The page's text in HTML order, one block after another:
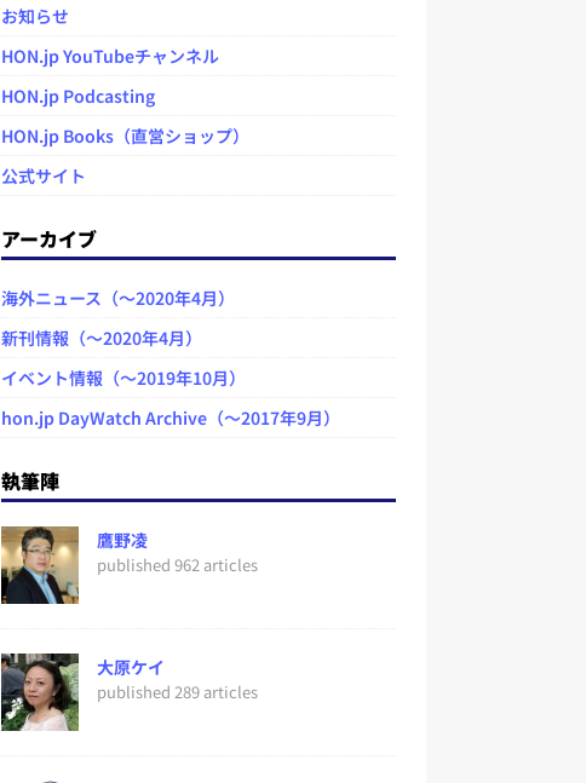
お知らせ
HON.jp YouTubeチャンネル
HON.jp Podcasting
HON.jp Books（直営ショップ）
公式サイト
アーカイブ
海外ニュース（～2020年4月）
新刊情報（～2020年4月）
イベント情報（～2019年10月）
hon.jp DayWatch Archive（～2017年9月）
執筆陣
鷹野凌
published 962 articles
大原ケイ
published 289 articles